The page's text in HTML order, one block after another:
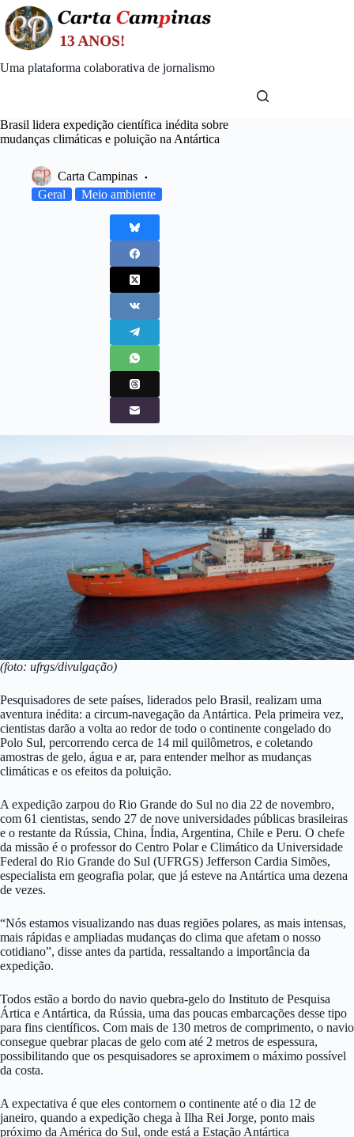
Skip
to
content
Uma plataforma colaborativa de jornalismo
Brasil lidera expedição científica inédita sobre
mudanças climáticas e poluição na Antártica
Carta Campinas
Geral
Meio ambiente
(foto: ufrgs/divulgação)
Pesquisadores de sete países, liderados pelo Brasil, realizam uma
aventura inédita: a circum-navegação da Antártica. Pela primeira vez,
cientistas darão a volta ao redor de todo o continente congelado do
Polo Sul, percorrendo cerca de 14 mil quilômetros, e coletando
amostras de gelo, água e ar, para entender melhor as mudanças
climáticas e os efeitos da poluição.
A expedição zarpou do Rio Grande do Sul no dia 22 de novembro,
com 61 cientistas, sendo 27 de nove universidades públicas brasileiras
e o restante da Rússia, China, Índia, Argentina, Chile e Peru. O chefe
da missão é o professor do Centro Polar e Climático da Universidade
Federal do Rio Grande do Sul (UFRGS) Jefferson Cardia Simões,
especialista em geografia polar, que já esteve na Antártica uma dezena
de vezes.
“Nós estamos visualizando nas duas regiões polares, as mais intensas,
mais rápidas e ampliadas mudanças do clima que afetam o nosso
cotidiano”, disse antes da partida, ressaltando a importância da
expedição.
Todos estão a bordo do navio quebra-gelo do Instituto de Pesquisa
Ártica e Antártica, da Rússia, uma das poucas embarcações desse tipo
para fins científicos. Com mais de 130 metros de comprimento, o navio
consegue quebrar placas de gelo com até 2 metros de espessura,
possibilitando que os pesquisadores se aproximem o máximo possível
da costa.
A expectativa é que eles contornem o continente até o dia 12 de
janeiro, quando a expedição chega à Ilha Rei Jorge, ponto mais
próximo da América do Sul, onde está a Estação Antártica